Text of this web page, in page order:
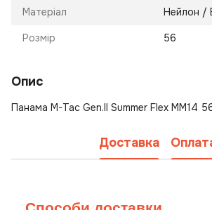
Матеріал Нейлон /
Розмір 56
Опис
Панама M-Tac Gen.II Summer Flex MM14
Доставка